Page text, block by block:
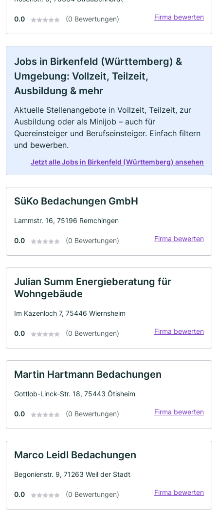
0.0 (0 Bewertungen) Firma bewerten
Jobs in Birkenfeld (Württemberg) &
Umgebung: Vollzeit, Teilzeit,
Ausbildung & mehr
Aktuelle Stellenangebote in Vollzeit, Teilzeit, zur
Ausbildung oder als Minijob – auch für
Quereinsteiger und Berufseinsteiger. Einfach filtern
und bewerben.
Jetzt alle Jobs in Birkenfeld (Württemberg) ansehen
SüKo Bedachungen GmbH
Lammstr. 16, 75196 Remchingen
0.0 (0 Bewertungen) Firma bewerten
Julian Summ Energieberatung für
Wohngebäude
Im Kazenloch 7, 75446 Wiernsheim
0.0 (0 Bewertungen) Firma bewerten
Martin Hartmann Bedachungen
Gottlob-Linck-Str. 18, 75443 Ötisheim
0.0 (0 Bewertungen) Firma bewerten
Marco Leidl Bedachungen
Begonienstr. 9, 71263 Weil der Stadt
0.0 (0 Bewertungen) Firma bewerten